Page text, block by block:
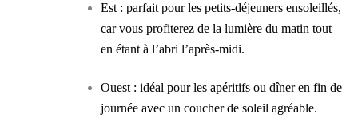
Est : parfait pour les petits-déjeuners ensoleillés,
car vous profiterez de la lumière du matin tout
en étant à l’abri l’après-midi.
Ouest : idéal pour les apéritifs ou dîner en fin de
journée avec un coucher de soleil agréable.